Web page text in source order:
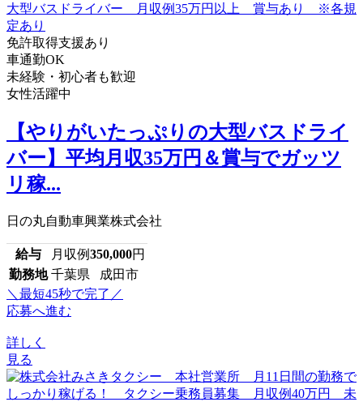
免許取得支援あり
車通勤OK
未経験・初心者も歓迎
女性活躍中
【やりがいたっぷりの大型バスドライ
バー】平均月収35万円＆賞与でガッツ
リ稼...
日の丸自動車興業株式会社
給与 月収例350,000円
勤務地 千葉県 成田市
＼最短45秒で完了／
応募へ進む
詳しく
見る